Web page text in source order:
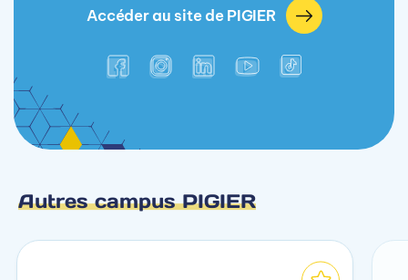
Accéder au site de PIGIER
Autres campus PIGIER